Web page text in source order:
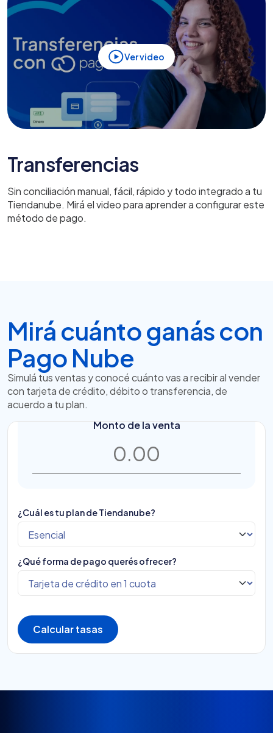
Ver video
Transferencias
Sin conciliación manual, fácil, rápido y todo integrado a tu
Tiendanube. Mirá el video para aprender a configurar este
método de pago.
Mirá cuánto ganás con
Pago Nube
Simulá tus ventas y conocé cuánto vas a recibir al vender
con tarjeta de crédito, débito o transferencia, de
acuerdo a tu plan.
Monto de la venta
¿Cuál es tu plan de Tiendanube?
¿Qué forma de pago querés ofrecer?
Calcular tasas